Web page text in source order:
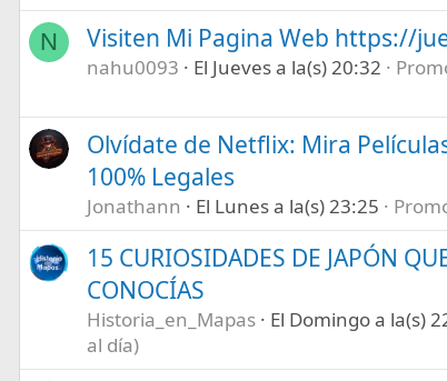
N Visiten Mi Pagina Web https://
nahu0093 El Jueves a la(s) 20:32
Olvídate de Netflix: Mira
100% Legales
Jonathann El Lunes a la(s) 23:25
15 CURIOSIDADES DE JAPÓN
CONOCÍAS
Historia_en_Mapas El Domingo a la(s)
al día)